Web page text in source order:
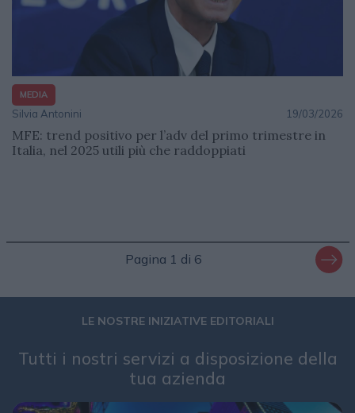
MEDIA
Silvia Antonini 19/03/2026
MFE: trend positivo per l’adv del primo trimestre in
Italia, nel 2025 utili più che raddoppiati
Pagina 1 di 6
LE NOSTRE INIZIATIVE EDITORIALI
Tutti i nostri servizi a disposizione della
tua azienda